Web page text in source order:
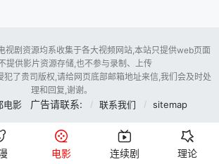
视剧资源均系收集于各大视频网站,本站只提供web页面
提供影片资源存储,也不参与录制、上传
犯了贵司版权,请给网页底部邮箱地址来信,我们会及时处
理和回复,谢谢。
电影 广告请联系: 联系我们 sitemap
电影 连续剧 理论